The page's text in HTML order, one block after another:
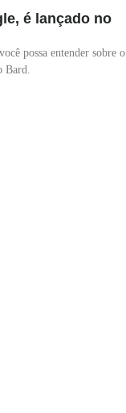
é lançado no
possa entender sobre o
Bard.